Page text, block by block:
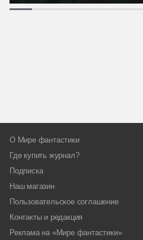
О Мире фантастики
Где купить журнал?
Подписка
Наш магазин
Пользовательское соглашение
Контакты и редакция
Реклама на «Мире фантастики»